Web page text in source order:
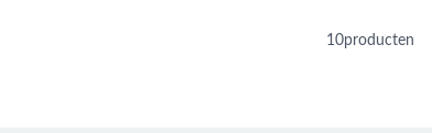
10producten